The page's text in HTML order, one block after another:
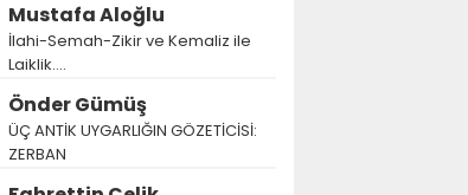
Mustafa Aloğlu
İlahi-Semah-Zikir ve Kemaliz ile
Laiklik….
Önder Gümüş
ÜÇ ANTİK UYGARLIĞIN GÖZETİCİSİ:
ZERBAN